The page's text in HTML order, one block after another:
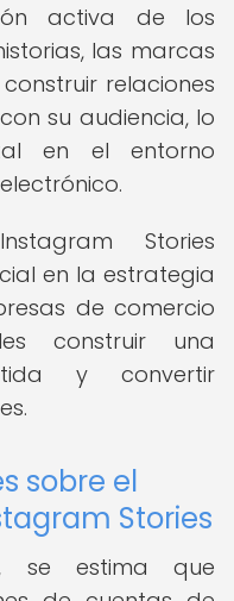
activa de los
las marcas
relaciones
su audiencia, lo
en el entorno
Stories
en la estrategia
de comercio
construir una
y convertir
sobre el
Stories
se estima que